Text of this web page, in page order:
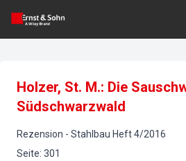
Holzer, St. M.: Die
Südschwarzwald
Rezension - Stahlbau Heft4/2016
Seite: 301